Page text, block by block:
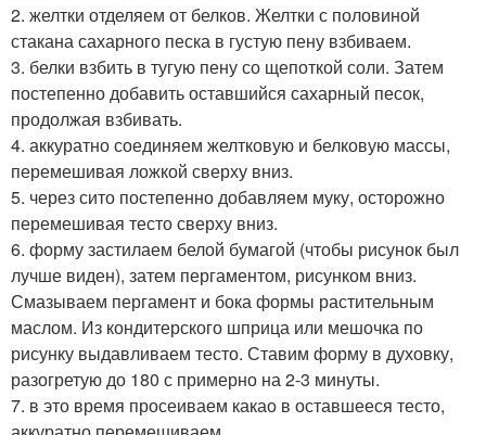
2. желтки отделяем от белков. Желтки с половиной
стакана сахарного песка в густую пену взбиваем.
3. белки взбить в тугую пену со щепоткой соли. Затем
постепенно добавить оставшийся сахарный песок,
продолжая взбивать.
4. аккуратно соединяем желтковую и белковую массы,
перемешивая ложкой сверху вниз.
5. через сито постепенно добавляем муку, осторожно
перемешивая тесто сверху вниз.
6. форму застилаем белой бумагой (чтобы рисунок был
лучше виден), затем пергаментом, рисунком вниз.
Смазываем пергамент и бока формы растительным
маслом. Из кондитерского шприца или мешочка по
рисунку выдавливаем тесто. Ставим форму в духовку,
разогретую до 180 с примерно на 2-3 минуты.
7. в это время просеиваем какао в оставшееся тесто,